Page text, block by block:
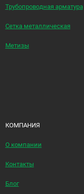
Трубопроводная арматура
Сетка металлическая
Метизы
КОМПАНИЯ
О компании
Контакты
Блог